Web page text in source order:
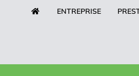
ENTREPRISE